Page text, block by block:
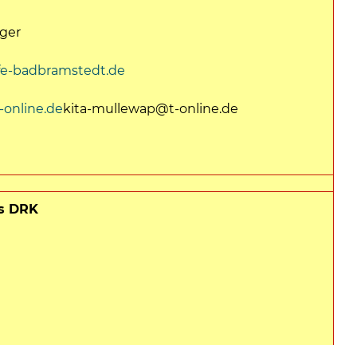
badbramstedt.de
kita-mullewap@t-online.de
DRK